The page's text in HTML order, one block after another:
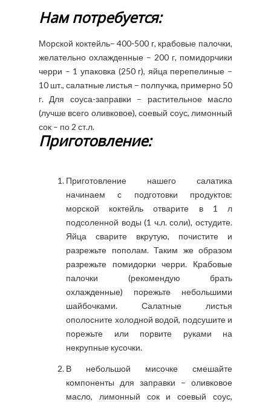
Нам потребуется:
Морской коктейль– 400-500 г, крабовые палочки,
желательно охлажденные – 200 г, помидорчики
черри – 1 упаковка (250 г), яйца перепелиные –
10 шт., салатные листья – полпучка, примерно 50
г. Для соуса-заправки – растительное масло
(лучше всего оливковое), соевый соус, лимонный
сок – по 2 ст.л.
Приготовление:
Приготовление нашего салатика
начинаем с подготовки продуктов:
морской коктейль отварите в 1 л
подсоленной воды (1 ч.л. соли), остудите.
Яйца сварите вкрутую, почистите и
разрежьте пополам. Таким же образом
разрежьте помидорки черри. Крабовые
палочки (рекомендую брать
охлажденные) порежьте небольшими
шайбочками. Салатные листья
ополосните холодной водой, подсушите и
порежьте или порвите руками на
некрупные кусочки.
В небольшой мисочке смешайте
компоненты для заправки – оливковое
масло, лимонный сок и соевый соус,